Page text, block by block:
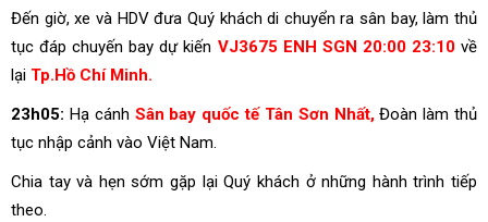
Đến giờ, xe và HDV đưa Quý khách di chuyển ra sân bay, làm thủ
tục đáp chuyến bay dự kiến VJ3675 ENH SGN 20:00 23:10về
lại Tp.Hồ Chí Minh.
23h05: Hạ cánh Sân bay quốc tế Tân Sơn Nhất,Đoàn làm thủ
tục nhập cảnh vào Việt Nam.
Chia tay và hẹn sớm gặp lại Quý khách ở những hành trình tiếp
theo.